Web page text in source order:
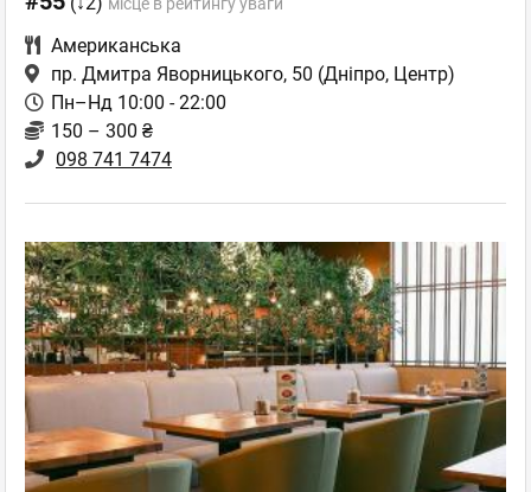
Американська
пр. Дмитра Яворницького, 50 (Дніпро, Центр)
Пн–Нд 10:00 - 22:00
150 – 300 ₴
098 741 7474